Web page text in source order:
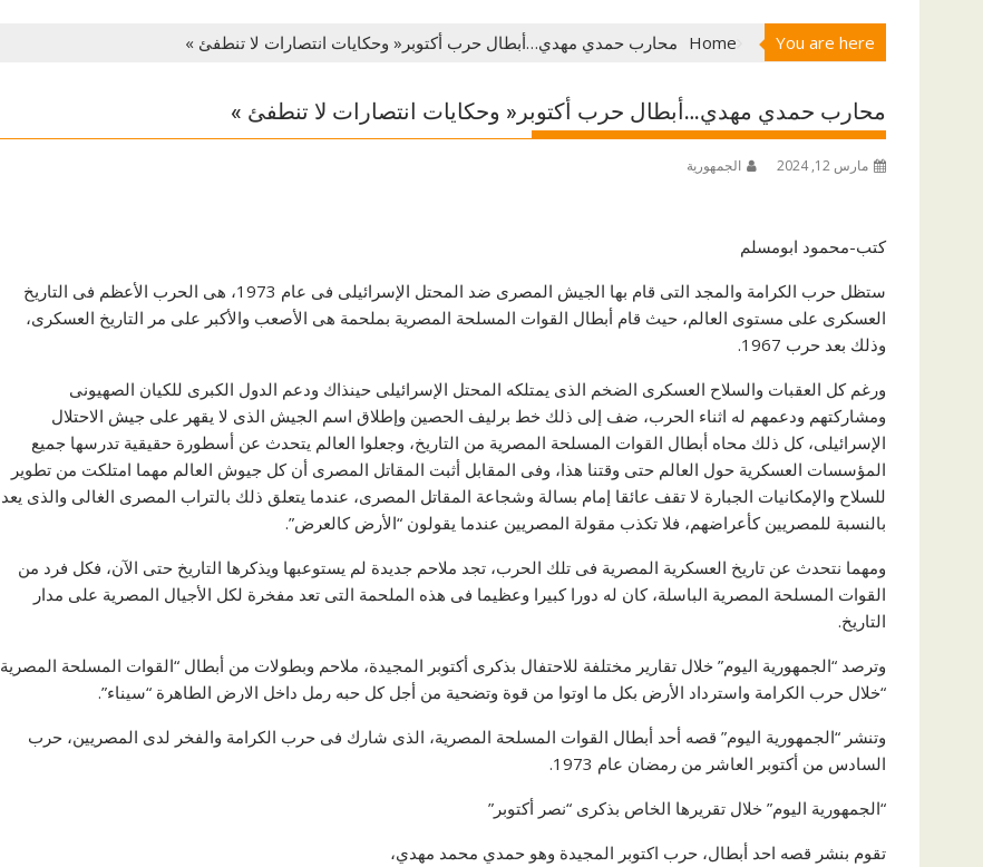
You are here
Home محارب حمدي مهدي…أبطال حرب أكتوبر« وحكايات انتصارات لا تنطفئ »
محارب حمدي مهدي…أبطال حرب أكتوبر« وحكايات انتصارات لا تنطفئ »
مارس 12, 2024 الجمهورية
كتب-محمود ابومسلم
ستظل حرب الكرامة والمجد التى قام بها الجيش المصرى ضد المحتل الإسرائيلى فى عام 1973، هى الحرب الأعظم فى التاريخ
العسكرى على مستوى العالم، حيث قام أبطال القوات المسلحة المصرية بملحمة هى الأصعب والأكبر على مر التاريخ العسكرى،
وذلك بعد حرب 1967.
ورغم كل العقبات والسلاح العسكرى الضخم الذى يمتلكه المحتل الإسرائيلى حينذاك ودعم الدول الكبرى للكيان الصهيونى
ومشاركتهم ودعمهم له اثناء الحرب، ضف إلى ذلك خط برليف الحصين وإطلاق اسم الجيش الذى لا يقهر على جيش الاحتلال
الإسرائيلى، كل ذلك محاه أبطال القوات المسلحة المصرية من التاريخ، وجعلوا العالم يتحدث عن أسطورة حقيقية تدرسها جميع
المؤسسات العسكرية حول العالم حتى وقتنا هذا، وفى المقابل أثبت المقاتل المصرى أن كل جيوش العالم مهما امتلكت من تطوير
للسلاح والإمكانيات الجبارة لا تقف عائقا إمام بسالة وشجاعة المقاتل المصرى، عندما يتعلق ذلك بالتراب المصرى الغالى والذى يعد
بالنسبة للمصريين كأعراضهم، فلا تكذب مقولة المصريين عندما يقولون “الأرض كالعرض”.
ومهما نتحدث عن تاريخ العسكرية المصرية فى تلك الحرب، تجد ملاحم جديدة لم يستوعبها ويذكرها التاريخ حتى الآن، فكل فرد من
القوات المسلحة المصرية الباسلة، كان له دورا كبيرا وعظيما فى هذه الملحمة التى تعد مفخرة لكل الأجيال المصرية على مدار
التاريخ.
وترصد “الجمهورية اليوم” خلال تقارير مختلفة للاحتفال بذكرى أكتوبر المجيدة، ملاحم وبطولات من أبطال “القوات المسلحة المصرية
“خلال حرب الكرامة واسترداد الأرض بكل ما اوتوا من قوة وتضحية من أجل كل حبه رمل داخل الارض الطاهرة “سيناء”.
وتنشر “الجمهورية اليوم” قصه أحد أبطال القوات المسلحة المصرية، الذى شارك فى حرب الكرامة والفخر لدى المصريين، حرب
السادس من أكتوبر العاشر من رمضان عام 1973.
“الجمهورية اليوم” خلال تقريرها الخاص بذكرى “نصر أكتوبر”
تقوم بنشر قصه احد أبطال، حرب اكتوبر المجيدة وهو حمدي محمد مهدي،